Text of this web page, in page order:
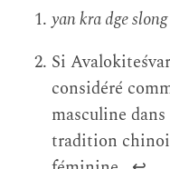
yan kra dge
Si
considéré
masculine
tradition